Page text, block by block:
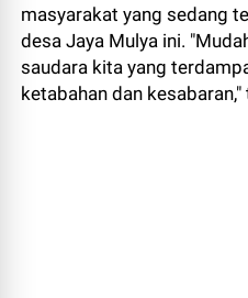
masyarakat yang sedang
desa Jaya Mulya ini.
saudara kita yang
ketabahan dan